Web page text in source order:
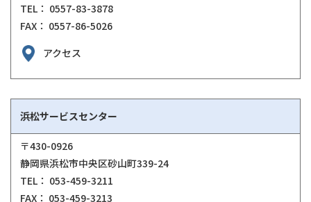
TEL： 0557-83-3878
FAX： 0557-86-5026
アクセス
浜松サービスセンター
〒430-0926
静岡県浜松市中央区砂山町339-24
TEL： 053-459-3211
FAX： 053-459-3213